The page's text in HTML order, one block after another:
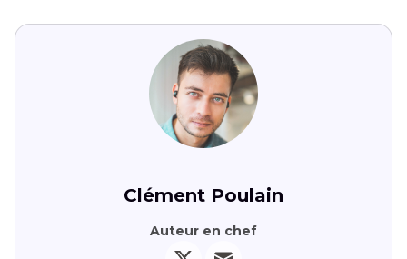
Clément Poulain
Auteur en chef